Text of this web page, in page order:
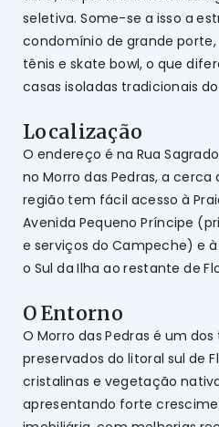
seletiva. Some-se a isso a
condomínio de grande
tênis e skate bowl, o que
casas isoladas tradicionais do
Localização
O endereço é na Rua
no Morro das Pedras, a
região tem fácil acesso à
Avenida Pequeno Príncipe
e serviços do Campeche) e
o Sul da Ilha ao restante de
O Entorno
O Morro das Pedras é um
preservados do litoral sul de
cristalinas e vegetação
apresentando forte